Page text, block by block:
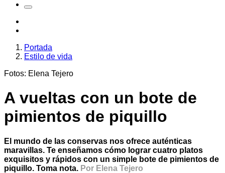
Portada
Estilo de vida
Fotos: Elena Tejero
A vueltas con un bote de
pimientos de piquillo
El mundo de las conservas nos ofrece auténticas
maravillas. Te enseñamos cómo lograr cuatro platos
exquisitos y rápidos con un simple bote de pimientos de
piquillo. Toma nota. Por Elena Tejero